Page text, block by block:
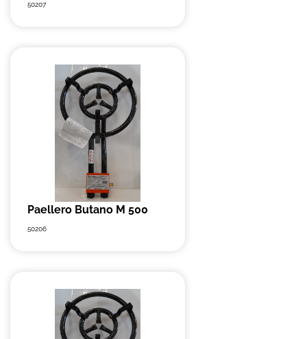
50207
Paellero Butano M 500
50206